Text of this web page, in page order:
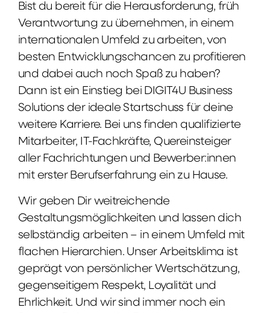
Bist du bereit für die Herausforderung, früh
Verantwortung zu übernehmen, in einem
internationalen Umfeld zu arbeiten, von
besten Entwicklungschancen zu profitieren
und dabei auch noch Spaß zu haben?
Dann ist ein Einstieg bei DIGIT4U Business
Solutions der ideale Startschuss für deine
weitere Karriere. Bei uns finden qualifizierte
Mitarbeiter, IT-Fachkräfte, Quereinsteiger
aller Fachrichtungen und Bewerber:innen
mit erster Berufserfahrung ein zu Hause.
Wir geben Dir weitreichende
Gestaltungsmöglichkeiten und lassen dich
selbständig arbeiten – in einem Umfeld mit
flachen Hierarchien. Unser Arbeitsklima ist
geprägt von persönlicher Wertschätzung,
gegenseitigem Respekt, Loyalität und
Ehrlichkeit. Und wir sind immer noch ein